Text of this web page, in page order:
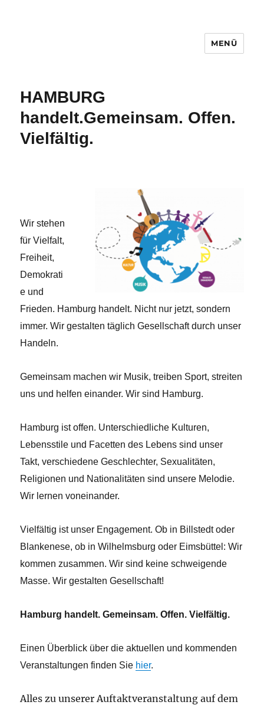
MENÜ
HAMBURG
handelt.Gemeinsam. Offen.
Vielfältig.
Wir stehen
für Vielfalt,
Freiheit,
Demokrati
e und
Frieden. Hamburg handelt. Nicht nur jetzt, sondern
immer. Wir gestalten täglich Gesellschaft durch unser
Handeln.
Gemeinsam machen wir Musik, treiben Sport, streiten
uns und helfen einander. Wir sind Hamburg.
Hamburg ist offen. Unterschiedliche Kulturen,
Lebensstile und Facetten des Lebens sind unser
Takt, verschiedene Geschlechter, Sexualitäten,
Religionen und Nationalitäten sind unsere Melodie.
Wir lernen voneinander.
Vielfältig ist unser Engagement. Ob in Billstedt oder
Blankenese, ob in Wilhelmsburg oder Eimsbüttel: Wir
kommen zusammen. Wir sind keine schweigende
Masse. Wir gestalten Gesellschaft!
Hamburg handelt. Gemeinsam. Offen. Vielfältig.
Einen Überblick über die aktuellen und kommenden
Veranstaltungen finden Sie hier.
Alles zu unserer Auftaktveranstaltung auf dem